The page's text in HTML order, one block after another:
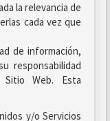
la relevancia de
cada vez que
de información,
responsabilidad
Web. Esta
y/o Servicios